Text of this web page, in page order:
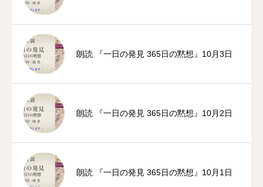
朗読 『一日の発見 365日の黙想』10月3日
朗読 『一日の発見 365日の黙想』10月2日
朗読 『一日の発見 365日の黙想』10月1日